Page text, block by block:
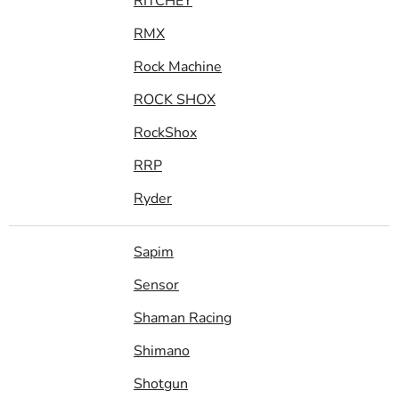
RMX
Rock Machine
ROCK SHOX
RockShox
RRP
Ryder
Sapim
Sensor
Shaman Racing
Shimano
Shotgun